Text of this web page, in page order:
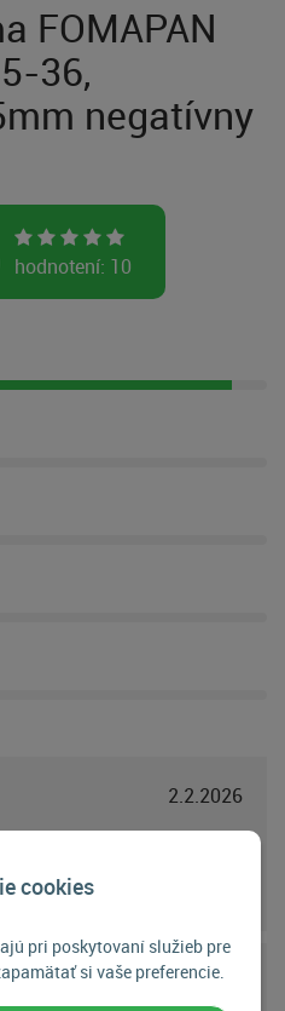
cookies
pri poskytovaní služieb pre
si vaše preferencie.
FOMAPAN
36,
negatívny
hodnotení: 10
2.2.2026
slovné hodnotenie.
16.11.2024